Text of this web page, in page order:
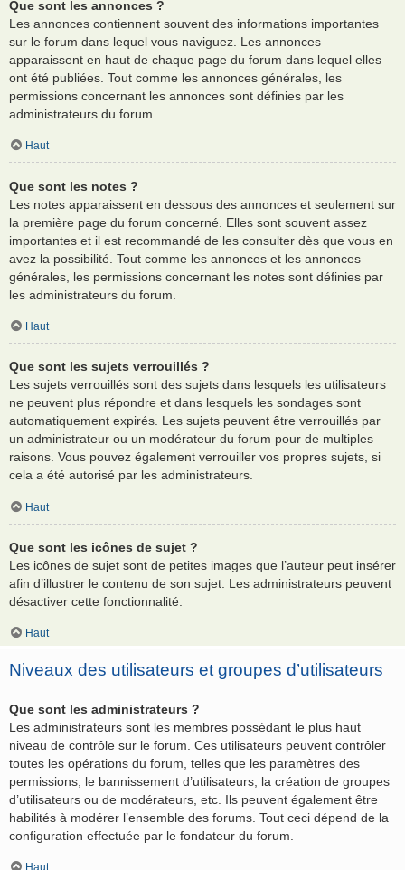
Que sont les annonces ?
Les annonces contiennent souvent des informations importantes
sur le forum dans lequel vous naviguez. Les annonces
apparaissent en haut de chaque page du forum dans lequel elles
ont été publiées. Tout comme les annonces générales, les
permissions concernant les annonces sont définies par les
administrateurs du forum.
Haut
Que sont les notes ?
Les notes apparaissent en dessous des annonces et seulement sur
la première page du forum concerné. Elles sont souvent assez
importantes et il est recommandé de les consulter dès que vous en
avez la possibilité. Tout comme les annonces et les annonces
générales, les permissions concernant les notes sont définies par
les administrateurs du forum.
Haut
Que sont les sujets verrouillés ?
Les sujets verrouillés sont des sujets dans lesquels les utilisateurs
ne peuvent plus répondre et dans lesquels les sondages sont
automatiquement expirés. Les sujets peuvent être verrouillés par
un administrateur ou un modérateur du forum pour de multiples
raisons. Vous pouvez également verrouiller vos propres sujets, si
cela a été autorisé par les administrateurs.
Haut
Que sont les icônes de sujet ?
Les icônes de sujet sont de petites images que l’auteur peut insérer
afin d’illustrer le contenu de son sujet. Les administrateurs peuvent
désactiver cette fonctionnalité.
Haut
Niveaux des utilisateurs et groupes d’utilisateurs
Que sont les administrateurs ?
Les administrateurs sont les membres possédant le plus haut
niveau de contrôle sur le forum. Ces utilisateurs peuvent contrôler
toutes les opérations du forum, telles que les paramètres des
permissions, le bannissement d’utilisateurs, la création de groupes
d’utilisateurs ou de modérateurs, etc. Ils peuvent également être
habilités à modérer l’ensemble des forums. Tout ceci dépend de la
configuration effectuée par le fondateur du forum.
Haut